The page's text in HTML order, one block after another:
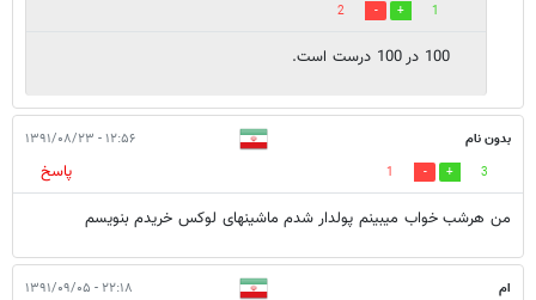
1
2
100 در 100 درست است.
بدون نام ۱۲:۵۶ - ۱۳۹۱/۰۸/۲۳
3
1
پاسخ
من هرشب خواب میبینم پولدار شدم ماشینهای لوکس خریدم بنویسم
ام ۲۲:۱۸ - ۱۳۹۱/۰۹/۰۵